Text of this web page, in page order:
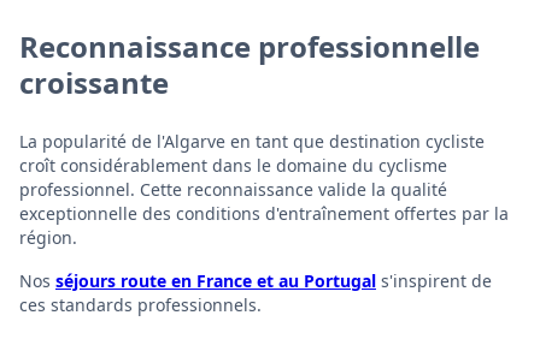
Reconnaissance professionnelle
croissante
La popularité de l'Algarve en tant que destination cycliste
croît considérablement dans le domaine du cyclisme
professionnel. Cette reconnaissance valide la qualité
exceptionnelle des conditions d'entraînement offertes par la
région.
Nos séjours route en France et au Portugal s'inspirent de
ces standards professionnels.